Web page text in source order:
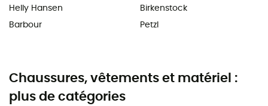
Helly Hansen
Barbour
Birkenstock
Petzl
Chaussures, vêtements et matériel :
plus de catégories